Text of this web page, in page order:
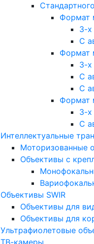
Формат
3-
С
Формат
3-
С
С
Формат
3-
С
Интеллектуальные
Моторизованные
Объективы с
Объективы SWIR
Объективы для
Объективы для
Ультрафиолетовые
ТВ-камеры